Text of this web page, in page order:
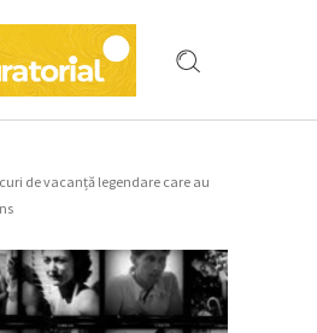
de vacanță legendare care au